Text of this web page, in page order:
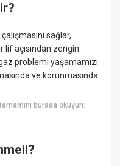
sağlar,
lif açısından zengin
problemi yaşamamızı
ve korunmasında
burada okuyun: